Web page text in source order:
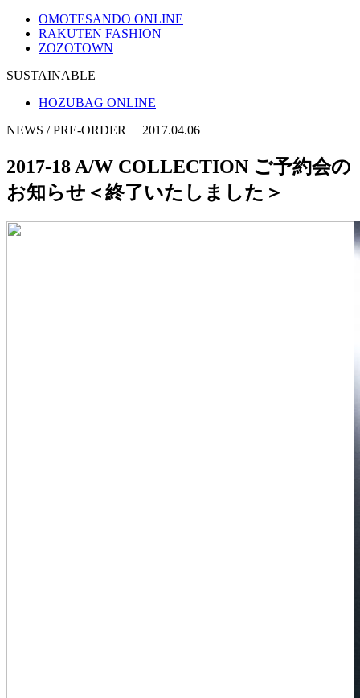
OMOTESANDO ONLINE
RAKUTEN FASHION
ZOZOTOWN
SUSTAINABLE
HOZUBAG ONLINE
NEWS / PRE-ORDER 2017.04.06
2017-18 A/W COLLECTION ご予約会の
お知らせ＜終了いたしました＞